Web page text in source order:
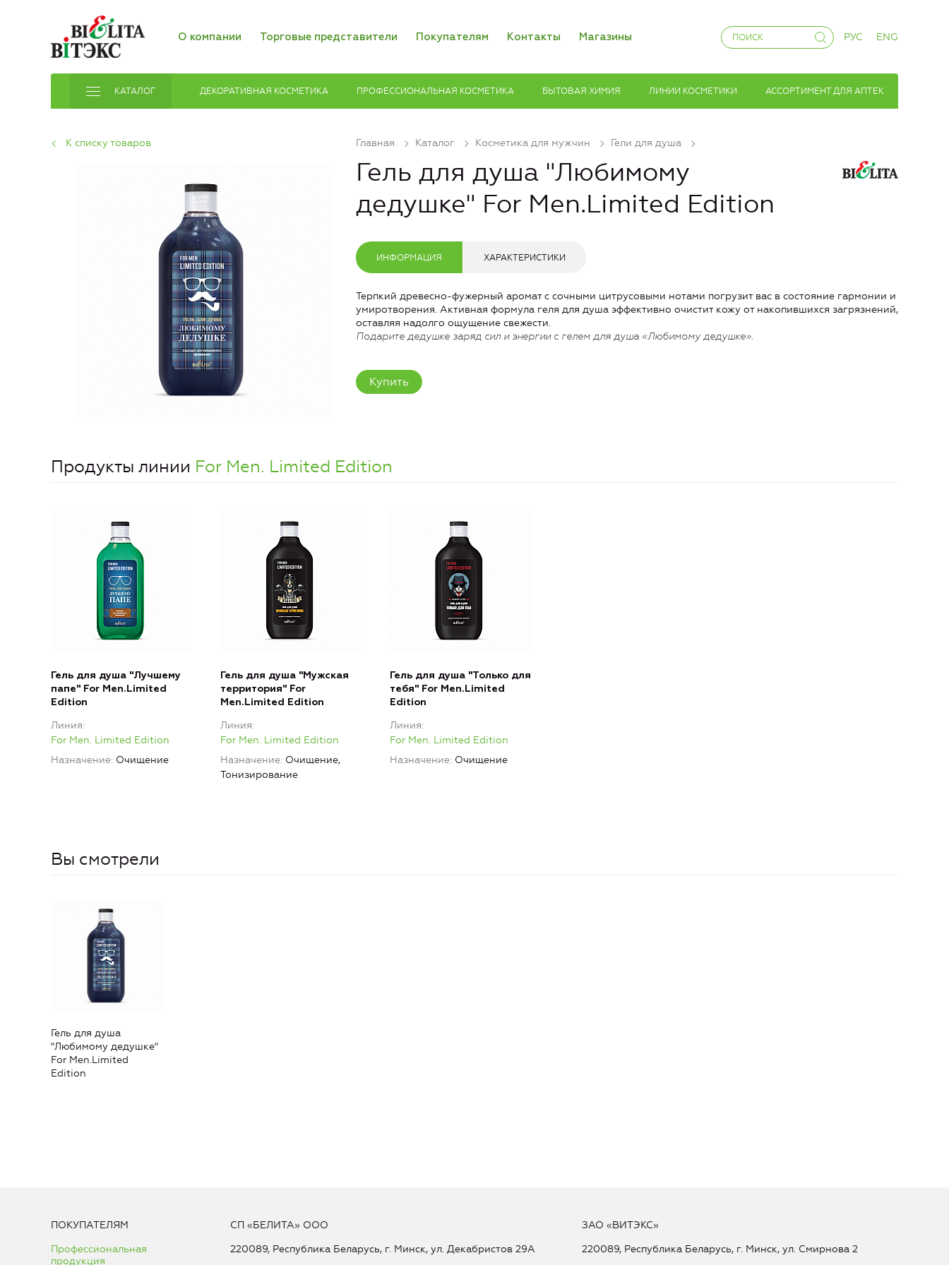
О компании Торговые представители Покупателям Контакты Магазины РУС ENG
КАТАЛОГ ДЕКОРАТИВНАЯ КОСМЕТИКА ПРОФЕССИОНАЛЬНАЯ КОСМЕТИКА БЫТОВАЯ ХИМИЯ ЛИНИИ КОСМЕТИКИ АССОРТИМЕНТ ДЛЯ АПТЕК
Главная Каталог Косметика для мужчин Гели для душа
К списку товаров
Гель для душа "Любимому
дедушке" For Men.Limited Edition
ИНФОРМАЦИЯ ХАРАКТЕРИСТИКИ
Терпкий древесно-фужерный аромат с сочными цитрусовыми нотами погрузит вас в состояние гармонии и
умиротворения. Активная формула геля для душа эффективно очистит кожу от накопившихся загрязнений,
оставляя надолго ощущение свежести.
Подарите дедушке заряд сил и энергии с гелем для душа «Любимому дедушке».
Купить
Продукты линии For Men. Limited Edition
Гель для душа "Лучшему
папе" For Men.Limited
Edition
Линия
For Men. Limited Edition
Назначение Очищение
Гель для душа "Мужская
территория" For
Men.Limited Edition
Линия
For Men. Limited Edition
Назначение Очищение,
Тонизирование
Гель для душа "Только для
тебя" For Men.Limited
Edition
Линия
For Men. Limited Edition
Назначение Очищение
Вы смотрели
Гель для душа
"Любимому дедушке"
For Men.Limited
Edition
ПОКУПАТЕЛЯМ
Профессиональная
продукция
СП «БЕЛИТА» ООО
220089, Республика Беларусь, г. Минск, ул. Декабристов 29А
ЗАО «ВИТЭКС»
220089, Республика Беларусь, г. Минск, ул. Смирнова 2